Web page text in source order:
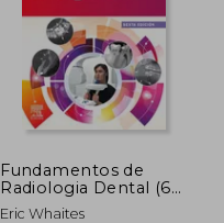
Fundamentos de
Radiologia Dental (6ª
Ed. )
Eric Whaites